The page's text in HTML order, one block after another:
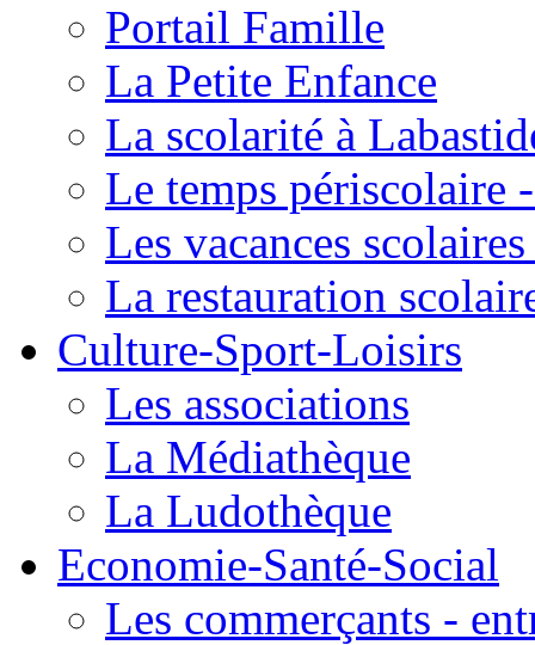
Portail Famille
La Petite Enfance
La scolarité à
Le temps périscolaire
Les vacances
La restauration
Culture-Sport-Loisirs
Les associations
La Médiathèque
La Ludothèque
Economie-Santé-Social
Les commerçants -